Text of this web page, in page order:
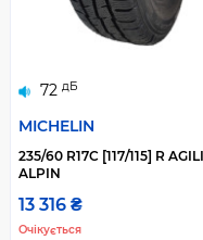
72 дБ
MICHELIN
235/60 R17C [117/115] R
ALPIN
13 316 ₴
Очікується